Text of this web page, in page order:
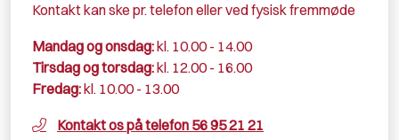
Kontakt kan ske pr. telefon eller ved fysisk fremmøde
Mandag og onsdag:kl. 10.00 - 14.00
Tirsdag og torsdag:kl. 12.00 - 16.00
Fredag:kl. 10.00 - 13.00
Kontakt os på telefon 56 95 21 21